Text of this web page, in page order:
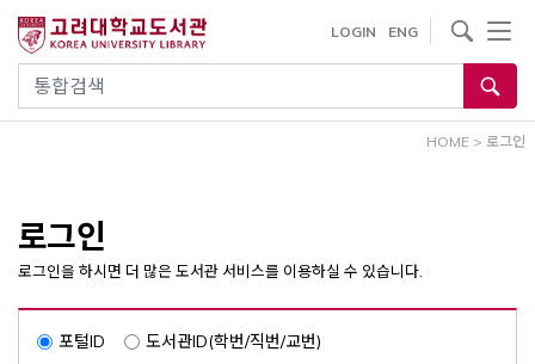
건
통합검색
LOGIN ENG
사이트내 검색
HOME > 로그인
로그인
로그인을 하시면 더 많은 도서관 서비스를 이용하실 수 있습니다.
포털ID 도서관ID(학번/직번/교번)